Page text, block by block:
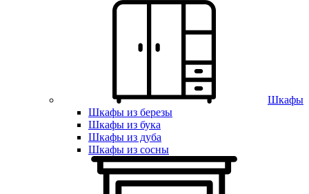
Шкафы
Шкафы из березы
Шкафы из бука
Шкафы из дуба
Шкафы из сосны